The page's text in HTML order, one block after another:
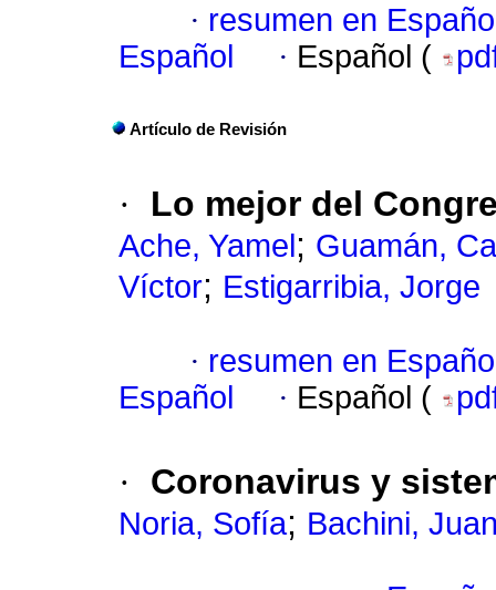
· resumen en
Español
· Español (
Artículo de Revisión
· Lo mejor del
Ache, Yamel ; Guamán,
Víctor; Estigarribia, Jorge
· resumen en
Español
· Español (
· Coronavirus y
Noria, Sofía; Bachini,